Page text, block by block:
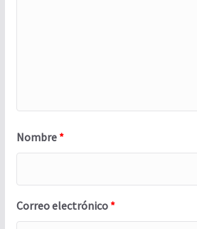
Nombre *
Correo electrónico *